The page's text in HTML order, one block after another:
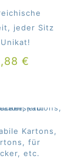
jeder Sitz
€
Kartons,
für
etc.